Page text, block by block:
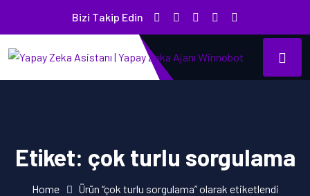
Bizi Takip Edin
Etiket: çok turlu sorgulama
Home Ürün “çok turlu sorgulama” olarak etiketlendi